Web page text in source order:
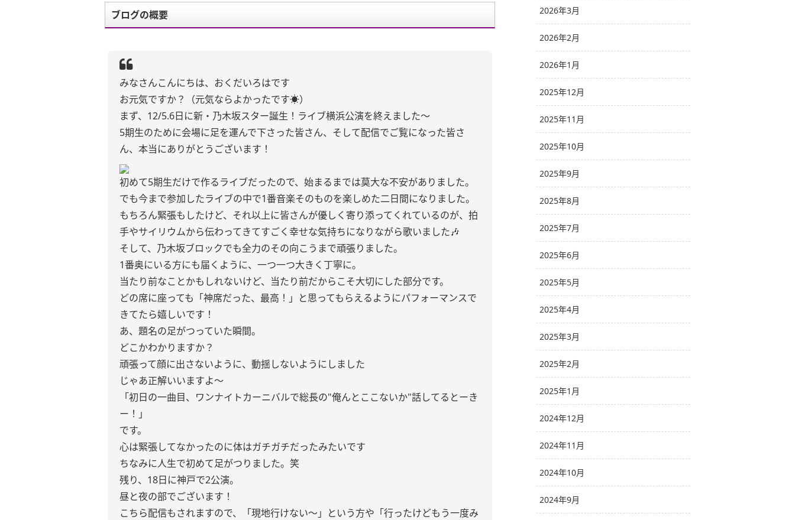
ブログの概要
みなさんこんにちは、おくだいろはです
お元気ですか？（元気ならよかったです☀️）
まず、12/5.6日に新・乃木坂スター誕生！ライブ横浜公演を終えました〜
5期生のために会場に足を運んで下さった皆さん、そして配信でご覧になった皆さ
ん、本当にありがとうございます！
初めて5期生だけで作るライブだったので、始まるまでは莫大な不安がありました。
でも今まで参加したライブの中で1番音楽そのものを楽しめた二日間になりました。
もちろん緊張もしたけど、それ以上に皆さんが優しく寄り添ってくれているのが、拍
手やサイリウムから伝わってきてすごく幸せな気持ちになりながら歌いました🎶
そして、乃木坂ブロックでも全力のその向こうまで頑張りました。
1番奥にいる方にも届くように、一つ一つ大きく丁寧に。
当たり前なことかもしれないけど、当たり前だからこそ大切にした部分です。
どの席に座っても「神席だった、最高！」と思ってもらえるようにパフォーマンスで
きてたら嬉しいです！
あ、題名の足がつっていた瞬間。
どこかわかりますか？
頑張って顔に出さないように、動揺しないようにしました
じゃあ正解いいますよ〜
「初日の一曲目、ワンナイトカーニバルで総長の"俺んとここないか"話してるとーき
ー！」
です。
心は緊張してなかったのに体はガチガチだったみたいです
ちなみに人生で初めて足がつりました。笑
残り、18日に神戸で2公演。
昼と夜の部でございます！
こちら配信もされますので、「現地行けない〜」という方や「行ったけどもう一度み
2026年3月
2026年2月
2026年1月
2025年12月
2025年11月
2025年10月
2025年9月
2025年8月
2025年7月
2025年6月
2025年5月
2025年4月
2025年3月
2025年2月
2025年1月
2024年12月
2024年11月
2024年10月
2024年9月